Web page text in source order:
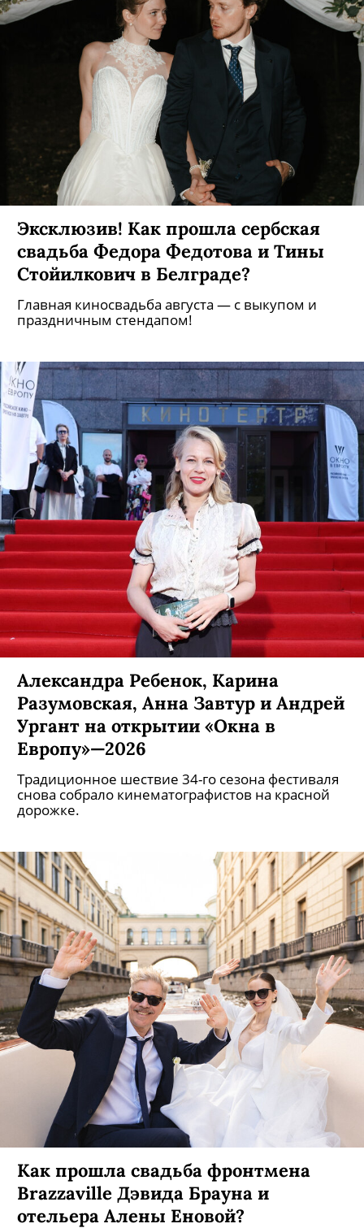
Эксклюзив! Как прошла сербская
свадьба Федора Федотова и Тины
Стойилкович в Белграде?
Главная киносвадьба августа — с выкупом и
праздничным стендапом!
Александра Ребенок, Карина
Разумовская, Анна Завтур и Андрей
Ургант на открытии «Окна в
Европу»—2026
Традиционное шествие 34-го сезона фестиваля
снова собрало кинематографистов на красной
дорожке.
Как прошла свадьба фронтмена
Brazzaville Дэвида Брауна и
отельера Алены Еновой?